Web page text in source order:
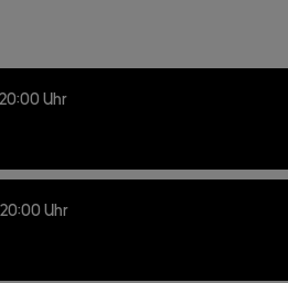
20:00 Uhr
20:00 Uhr